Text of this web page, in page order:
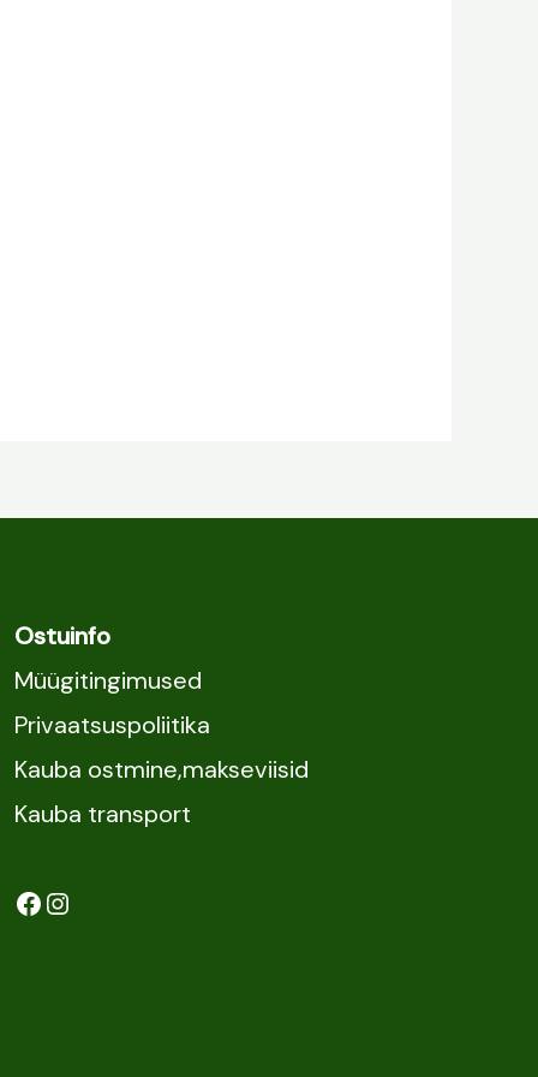
Ostuinfo
Müügitingimused
Privaatsuspoliitika
Kauba ostmine,makseviisid
Kauba transport